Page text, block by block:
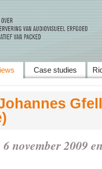
Case studies
november 2009